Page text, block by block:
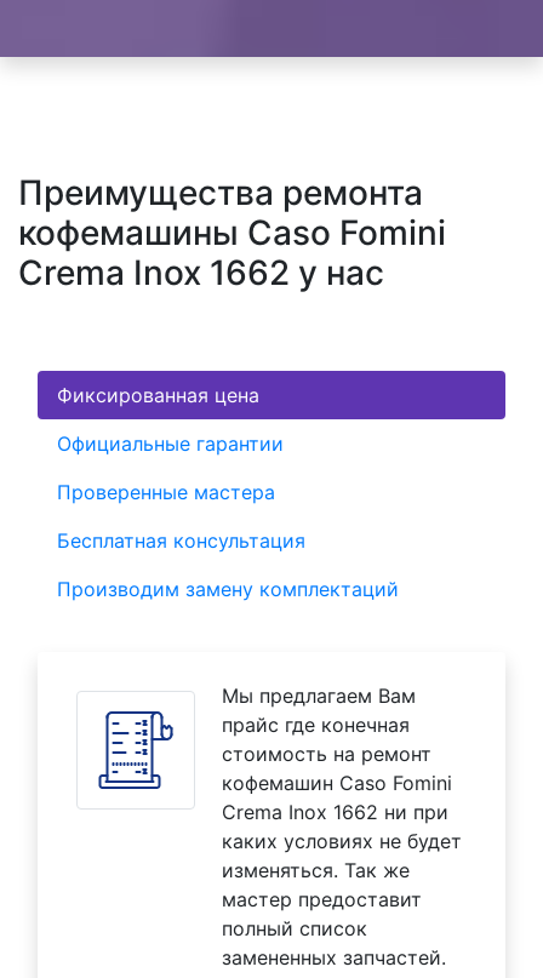
Преимущества ремонта
кофемашины Caso Fomini
Crema Inox 1662 у нас
Фиксированная цена
Официальные гарантии
Проверенные мастера
Бесплатная консультация
Производим замену комплектаций
Мы предлагаем Вам
прайс где конечная
стоимость на ремонт
кофемашин Caso Fomini
Crema Inox 1662 ни при
каких условиях не будет
изменяться. Так же
мастер предоставит
полный список
замененных запчастей.